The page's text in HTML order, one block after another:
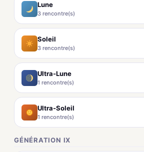
Lune
3 rencontre(s)
Soleil
3 rencontre(s)
Ultra-Lune
1 rencontre(s)
Ultra-Soleil
1 rencontre(s)
GÉNÉRATION IX